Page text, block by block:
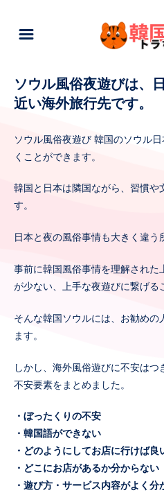
ソウル風俗夜遊びは、
近い海外旅行先です。
ソウル風俗夜遊び 韓国のソウル
くことができます。
韓国と日本は隣国ながら、習慣
す。
日本と夜の風俗事情も大きく違う
事前に韓国風俗事情を理解された
が少ない、上手な夜遊びに繋げる
そんな韓国ソウルには、お勧めの
ます。
しかし、海外風俗遊びに不安は
不安要素をまとめました。
・ぼったくりの不安
・韓国語ができない
・どのようにしてお店に行けば良
・どこにお店があるか分からない
・遊び方・サービス内容がよく分